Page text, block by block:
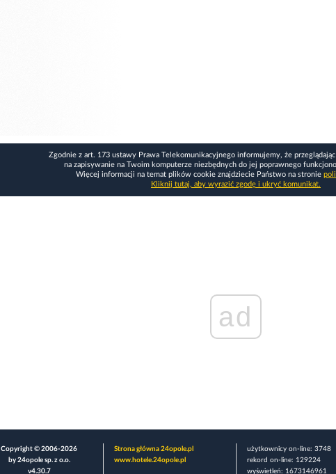
Zgodnie z art. 173 ustawy Prawa Telekomunikacyjnego informujemy, że
na zapisywanie na Twoim komputerze niezbędnych do jej poprawnego
Więcej informacji na temat plików cookie znajdziecie Państwo na stronie
Kliknij tutaj, aby wyrazić zgodę i ukryć komunikat.
ad
Copyright © 2006-2026
by 24opole sp. z o.o.
v4.30.7
Strona główna 24opole.pl
www.hotele.24opole.pl
użytkownicy on-line: 3748
rekord on-line: 129224
wyświetleń: 1673146961